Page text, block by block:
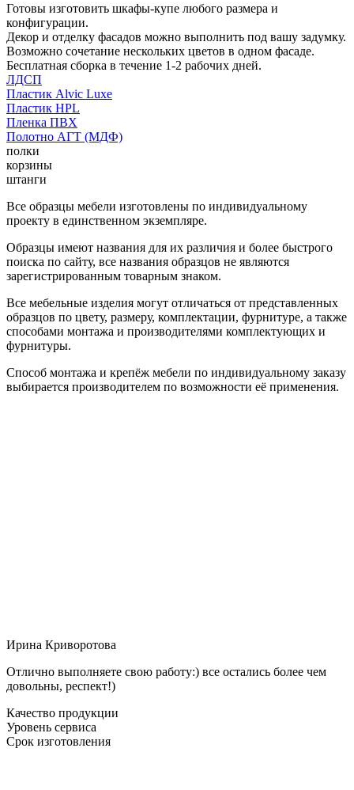
Готовы изготовить шкафы-купе любого размера и
конфигурации.
Декор и отделку фасадов можно выполнить под вашу задумку.
Возможно сочетание нескольких цветов в одном фасаде.
Бесплатная сборка в течение 1-2 рабочих дней.
ЛДСП
Пластик Alvic Luxe
Пластик HPL
Пленка ПВХ
Полотно АГТ (МДФ)
полки
корзины
штанги
Все образцы мебели изготовлены по индивидуальному
проекту в единственном экземпляре.
Образцы имеют названия для их различия и более быстрого
поиска по сайту, все названия образцов не являются
зарегистрированным товарным знаком.
Все мебельные изделия могут отличаться от представленных
образцов по цвету, размеру, комплектации, фурнитуре, а также
способами монтажа и производителями комплектующих и
фурнитуры.
Способ монтажа и крепёж мебели по индивидуальному заказу
выбирается производителем по возможности её применения.
Ирина Криворотова
Отлично выполняете свою работу:) все остались более чем
довольны, респект!)
Качество продукции
Уровень сервиса
Срок изготовления